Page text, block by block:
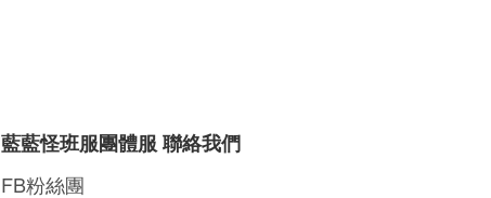
藍藍怪班服團體服 聯絡我們
FB粉絲團